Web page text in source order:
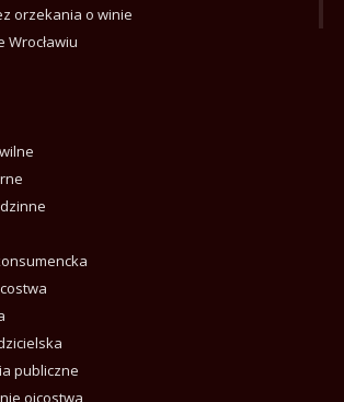
orzekania o winie
Wrocławiu
publiczne
ojcostwa